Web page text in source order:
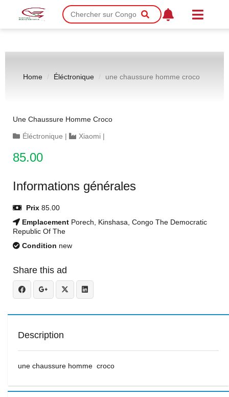
Home Éléctronique une chaussure homme croco
Une Chaussure Homme Croco
Éléctronique | Xiaomi |
85.00
Informations générales
Prix 85.00
Emplacement Porech, Kinshasa, Congo The Democratic
Republic Of The
Condition new
Share this ad
Description
une chaussure homme croco